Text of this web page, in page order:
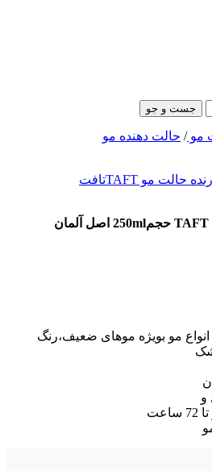
جست و جو
مو/ حالت دهنده مو
مو بویژه موهای ضعیف،رنگ
و